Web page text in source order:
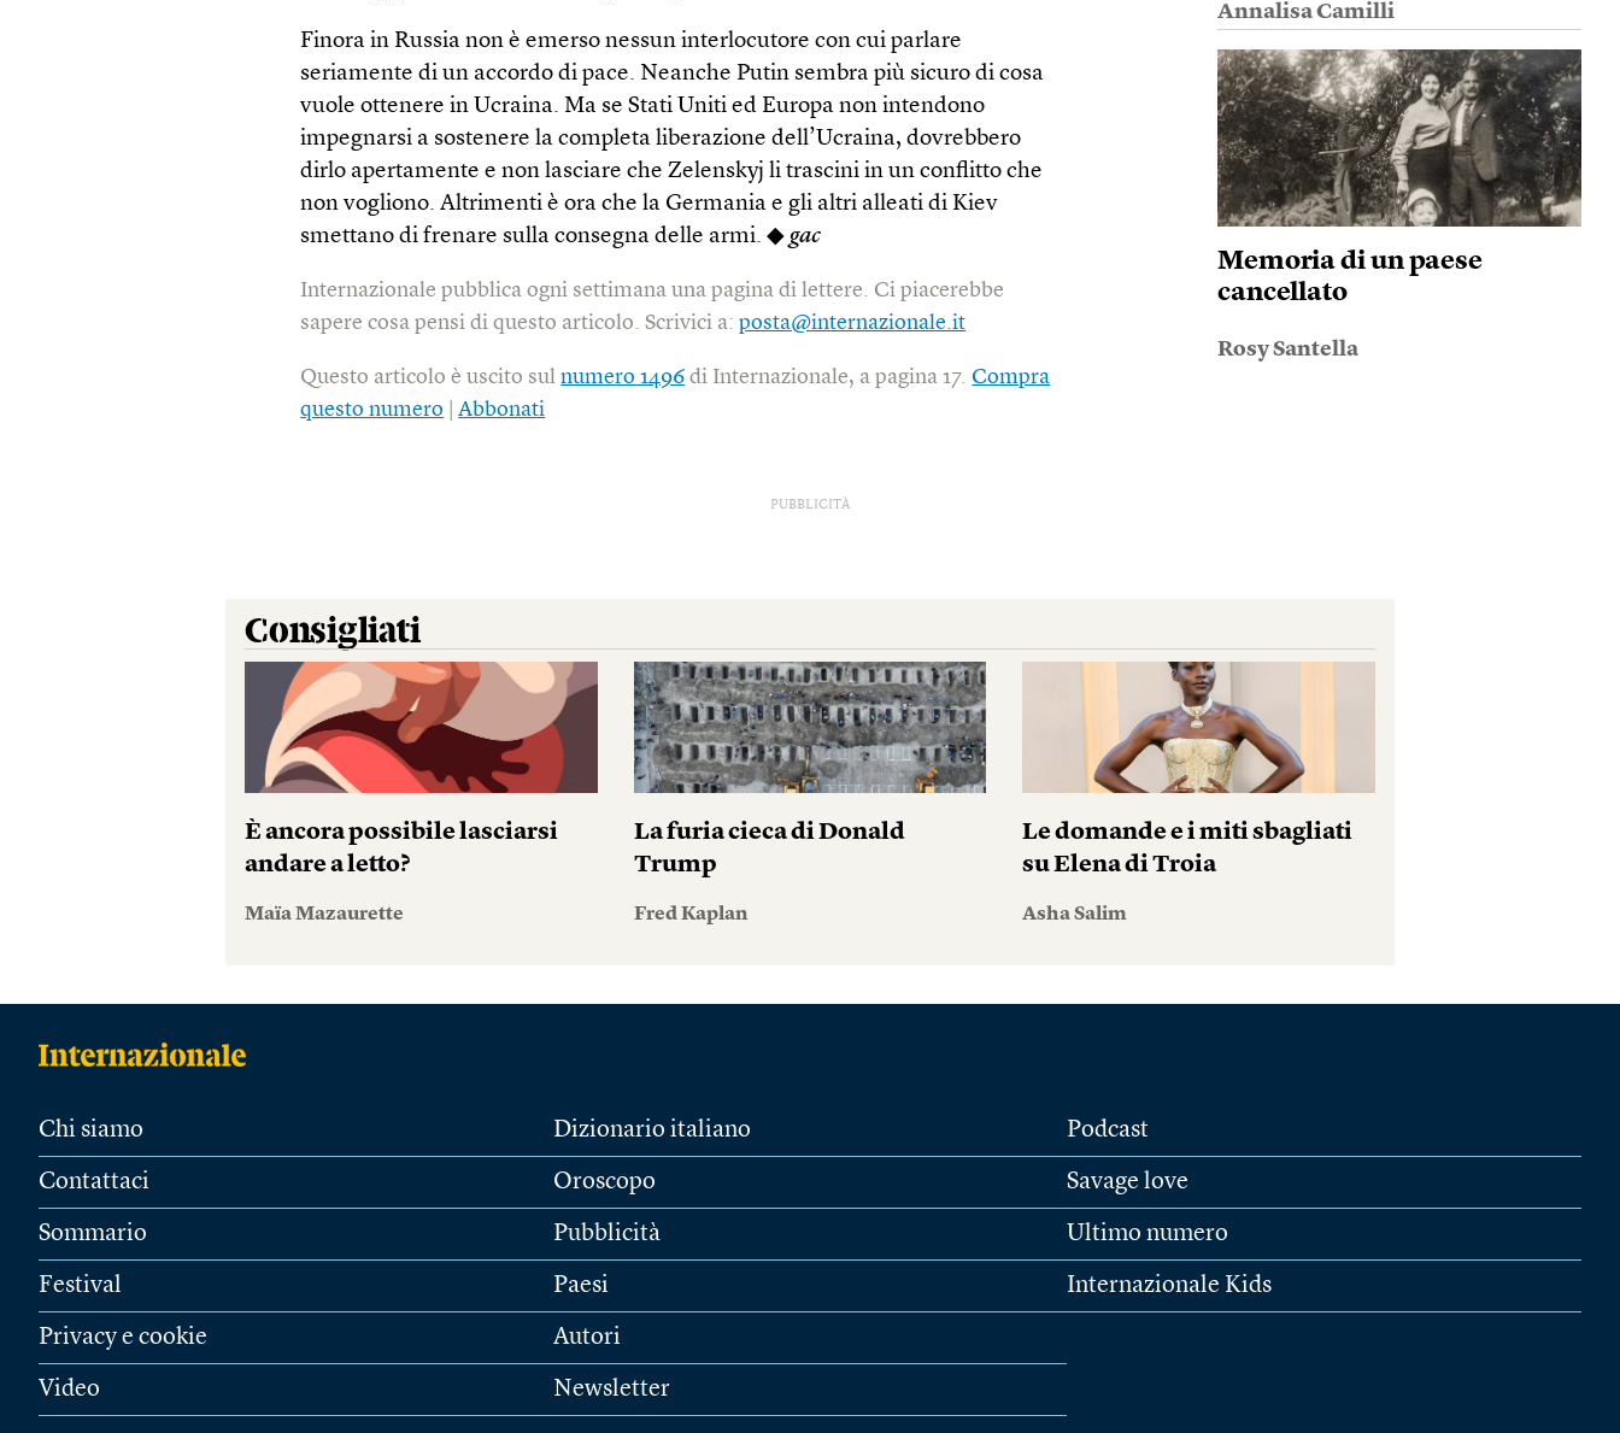
Finora in Russia non è emerso nessun interlocutore con cui parlare
seriamente di un accordo di pace. Neanche Putin sembra più sicuro di cosa
vuole ottenere in Ucraina. Ma se Stati Uniti ed Europa non intendono
impegnarsi a sostenere la completa liberazione dell’Ucraina, dovrebbero
dirlo apertamente e non lasciare che Zelenskyj li trascini in un conflitto che
non vogliono. Altrimenti è ora che la Germania e gli altri alleati di Kiev
smettano di frenare sulla consegna delle armi. ◆gac
Internazionale pubblica ogni settimana una pagina di lettere. Ci piacerebbe
sapere cosa pensi di questo articolo. Scrivici a:posta@internazionale.it
Questo articolo è uscito sulnumero 1496 di Internazionale, a pagina 17.Compra
questo numero |Abbonati
Annalisa Camilli
Memoria di un paese
cancellato
Rosy Santella
PUBBLICITÀ
Consigliati
È ancora possibile lasciarsi
andare a letto?
Maïa Mazaurette
La furia cieca di Donald
Trump
Fred Kaplan
Le domande e i miti sbagliati
su Elena di Troia
Asha Salim
Chi siamo
Contattaci
Sommario
Festival
Privacy e cookie
Video
Dizionario italiano
Oroscopo
Pubblicità
Paesi
Autori
Newsletter
Podcast
Savage love
Ultimo numero
Internazionale Kids